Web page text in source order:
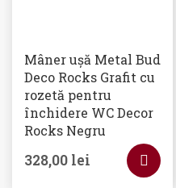
Mâner ușă Metal Bud
Deco Rocks Grafit cu
rozetă pentru
închidere WC Decor
Rocks Negru
328,00 lei